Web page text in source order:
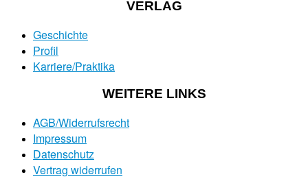
VERLAG
Geschichte
Profil
Karriere/Praktika
WEITERE LINKS
AGB/Widerrufsrecht
Impressum
Datenschutz
Vertrag widerrufen